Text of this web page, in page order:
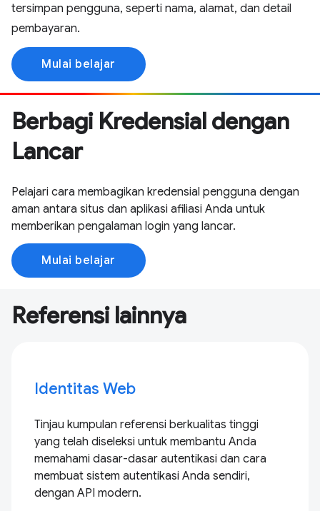
tersimpan pengguna, seperti nama, alamat, dan detail
pembayaran.
Mulai belajar
Berbagi Kredensial dengan
Lancar
Pelajari cara membagikan kredensial pengguna dengan
aman antara situs dan aplikasi afiliasi Anda untuk
memberikan pengalaman login yang lancar.
Mulai belajar
Referensi lainnya
Identitas Web
Tinjau kumpulan referensi berkualitas tinggi
yang telah diseleksi untuk membantu Anda
memahami dasar-dasar autentikasi dan cara
membuat sistem autentikasi Anda sendiri,
dengan API modern.